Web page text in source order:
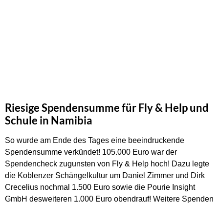
Riesige Spendensumme für Fly & Help und
Schule in Namibia
So wurde am Ende des Tages eine beeindruckende
Spendensumme verkündet! 105.000 Euro war der
Spendencheck zugunsten von Fly & Help hoch! Dazu legte
die Koblenzer Schängelkultur um Daniel Zimmer und Dirk
Crecelius nochmal 1.500 Euro sowie die Pourie Insight
GmbH desweiteren 1.000 Euro obendrauf! Weitere Spenden